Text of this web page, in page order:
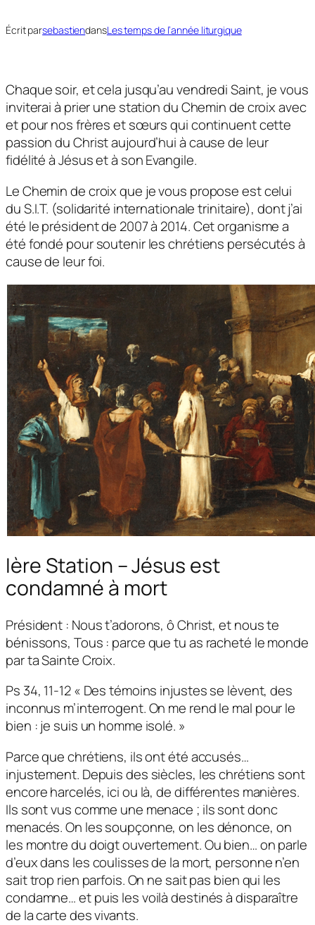
Écrit parsebastiendansLes temps de l’année liturgique
Chaque soir, et cela jusqu’au vendredi Saint, je vous
inviterai à prier une station du Chemin de croix avec
et pour nos frères et sœurs qui continuent cette
passion du Christ aujourd’hui à cause de leur
fidélité à Jésus et à son Evangile.
Le Chemin de croix que je vous propose est celui
du S.I.T. (solidarité internationale trinitaire), dont j’ai
été le président de 2007 à 2014. Cet organisme a
été fondé pour soutenir les chrétiens persécutés à
cause de leur foi.
Ière Station – Jésus est
condamné à mort
Président : Nous t’adorons, ô Christ, et nous te
bénissons, Tous : parce que tu as racheté le monde
par ta Sainte Croix.
Ps 34, 11-12 « Des témoins injustes se lèvent, des
inconnus m’interrogent. On me rend le mal pour le
bien : je suis un homme isolé. »
Parce que chrétiens, ils ont été accusés…
injustement. Depuis des siècles, les chrétiens sont
encore harcelés, ici ou là, de différentes manières.
Ils sont vus comme une menace ; ils sont donc
menacés. On les soupçonne, on les dénonce, on
les montre du doigt ouvertement. Ou bien… on parle
d’eux dans les coulisses de la mort, personne n’en
sait trop rien parfois. On ne sait pas bien qui les
condamne… et puis les voilà destinés à disparaître
de la carte des vivants.